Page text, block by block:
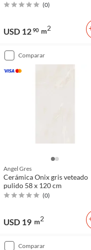
(0)
USD 12 90 m2
comparar
Angel Gres
Cerámica Onix gris veteado
pulido 58 x 120 cm
(0)
USD 19 m2
comparar